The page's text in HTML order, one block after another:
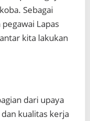
Sebagai
Lapas
kita lakukan
dari upaya
kualitas kerja